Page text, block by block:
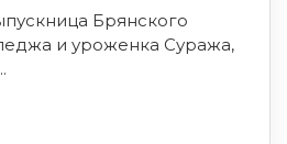
Брянского
и уроженка Суража,